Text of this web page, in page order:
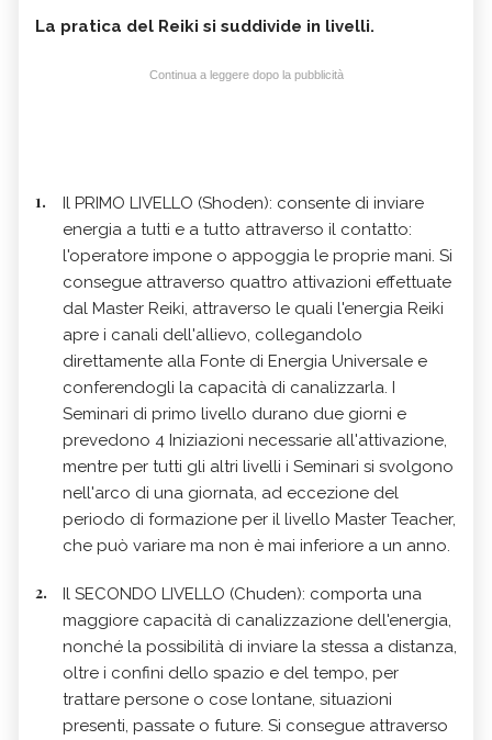
La pratica del Reiki si suddivide in livelli.
Continua a leggere dopo la pubblicità
Il PRIMO LIVELLO (Shoden): consente di inviare
energia a tutti e a tutto attraverso il contatto:
l'operatore impone o appoggia le proprie mani. Si
consegue attraverso quattro attivazioni effettuate
dal Master Reiki, attraverso le quali l'energia Reiki
apre i canali dell'allievo, collegandolo
direttamente alla Fonte di Energia Universale e
conferendogli la capacità di canalizzarla. I
Seminari di primo livello durano due giorni e
prevedono 4 Iniziazioni necessarie all'attivazione,
mentre per tutti gli altri livelli i Seminari si svolgono
nell'arco di una giornata, ad eccezione del
periodo di formazione per il livello Master Teacher,
che può variare ma non è mai inferiore a un anno.
Il SECONDO LIVELLO (Chuden): comporta una
maggiore capacità di canalizzazione dell'energia,
nonché la possibilità di inviare la stessa a distanza,
oltre i confini dello spazio e del tempo, per
trattare persone o cose lontane, situazioni
presenti, passate o future. Si consegue attraverso